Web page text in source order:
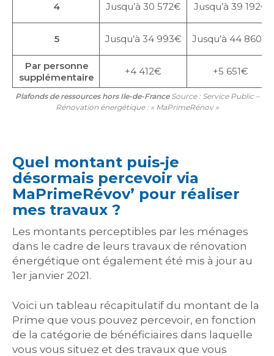
4 Jusqu’à 30 572€ Jusqu’à 39 192€
5 Jusqu’à 34 993€ Jusqu’à 44 860€
Par personne
supplémentaire
+4 412€ +5 651€
Plafonds de ressources hors Ile-de-FranceSource : Service Public –
Rénovation énergétique : « MaPrimeRénov »
Quel montant puis-je
désormais percevoir via
MaPrimeRévov’ pour réaliser
mes travaux ?
Les montants perceptibles par les ménages
dans le cadre de leurs travaux de rénovation
énergétique ont également été mis à jour au
1er janvier 2021.
Voici un tableau récapitulatif du montant de la
Prime que vous pouvez percevoir, en fonction
de la catégorie de bénéficiaires dans laquelle
vous vous situez et des travaux que vous